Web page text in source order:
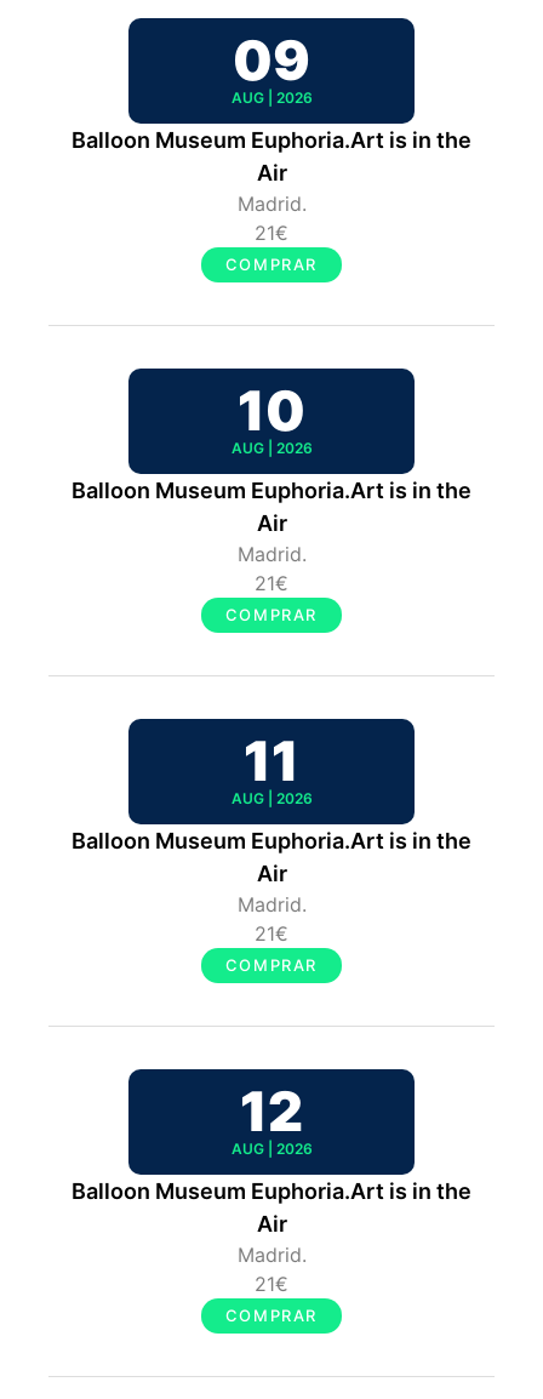
09
AUG | 2026
Balloon Museum Euphoria.Art is in the
Air
Madrid.
21€
COMPRAR
10
AUG | 2026
Balloon Museum Euphoria.Art is in the
Air
Madrid.
21€
COMPRAR
11
AUG | 2026
Balloon Museum Euphoria.Art is in the
Air
Madrid.
21€
COMPRAR
12
AUG | 2026
Balloon Museum Euphoria.Art is in the
Air
Madrid.
21€
COMPRAR